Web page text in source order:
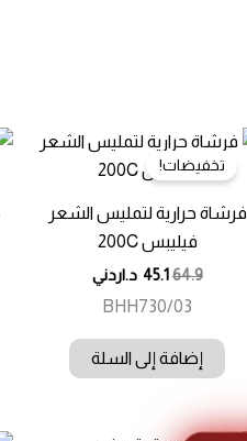
تخفيضات!
فرشاة حرارية لتمليس الشعر
فيليبس 200C
64.9
45.1 د.اردني
BHH730/03
إضافة إلى السلة